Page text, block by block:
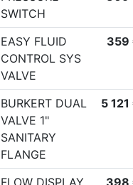
SWITCH
EASY FLUID
CONTROL SYS
VALVE
359
BURKERT DUAL
VALVE 1"
SANITARY
FLANGE
5 121